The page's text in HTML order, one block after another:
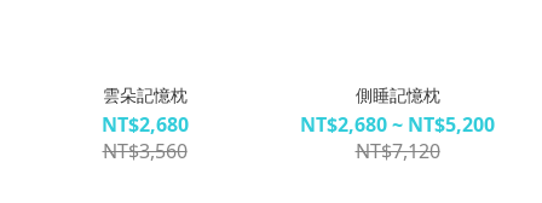
雲朵記憶枕
NT$2,680
NT$3,560
側睡記憶枕
NT$2,680 ~ NT$5,200
NT$7,120